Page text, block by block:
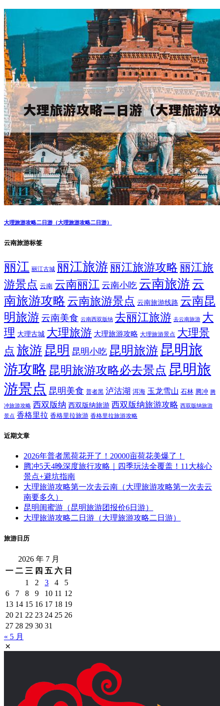
大理旅游攻略二日游（大理旅游攻略二日游）
云南旅游标签
丽江 丽江古城 丽江旅游 丽江旅游攻略 丽江旅
游景点 云南 云南丽江 云南小吃 云南旅游 云
南旅游攻略 云南旅游景点 云南旅游线路 云南昆
明旅游 云南美食 云南西双版纳 去丽江旅游 去云南旅游 大
理 大理古城 大理旅游 大理旅游攻略 大理旅游景点 大理景
点 旅游 昆明 昆明小吃 昆明旅游 昆明旅
游攻略 昆明旅游攻略必去景点 昆明旅
游景点 昆明美食 普者黑 泸沽湖 洱海 玉龙雪山 石林 腾冲 腾
冲旅游攻略 西双版纳 西双版纳旅游 西双版纳旅游攻略 西双版纳旅游
景点 香格里拉 香格里拉旅游 香格里拉旅游攻略
近期文章
2026年普者黑荷花开了！20000亩荷花美爆了！
腾冲5天4晚深度旅行攻略｜四季玩法全覆盖！11大核心
景点+避坑指南
大理旅游攻略第一次去云南（大理旅游攻略第一次去云
南要多久）
昆明闺蜜游（昆明旅游团报价6日游）
大理旅游攻略二日游（大理旅游攻略二日游）
旅游日历
2026 年 7 月
一 二 三 四 五 六 日
1
2 3 4
5
6
7 8 9 10 11 12
13 14 15 16 17 18 19
20 21 22 23 24 25 26
27 28 29 30 31
« 5 月